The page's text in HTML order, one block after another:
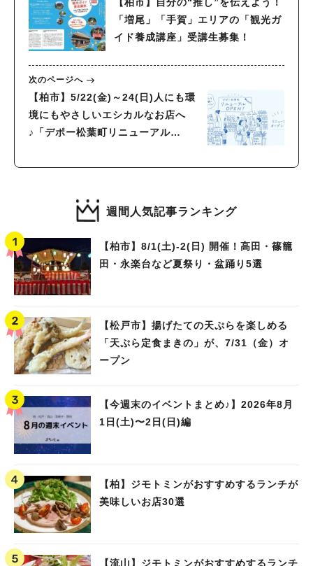
「増尾」「手賀」エリアの「観光ガ
イド養成講座」受講生募集！
次のページへ
【柏市】5/22(金)～24(日)人にも環
境にもやさしいエシカルなお店へ
♪「デポー松葉町リニューアル
週間人気記事ランキング
【柏市】8/1(土)‐2(日) 開催！高田・篠籠
田・永楽台など夏祭り・盆踊り5選
【松戸市】揚げたての天ぷらを楽しめる
「天ぷら定食まきの」が、7/31（金）オ
ープン
【今週末のイベントまとめ♪】2026年8月
1日(土)〜2日(日)編
【柏】ジモトミンがおすすめするランチが
美味しいお店30選
【流山】ジモトミンがおすすめするランチ